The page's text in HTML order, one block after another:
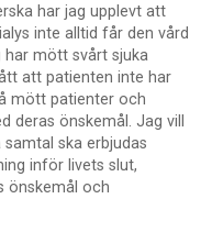
har jag upplevt att
inte alltid får den vård
har mött svårt sjuka
att patienten inte har
mött patienter och
deras önskemål. Jag vill
ska erbjudas
inför livets slut,
önskemål och